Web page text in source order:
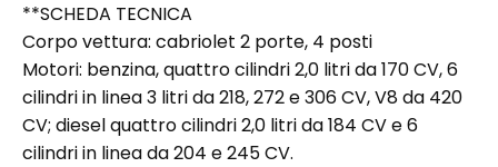
**SCHEDA TECNICA
Corpo vettura: cabriolet 2 porte, 4 posti
Motori: benzina, quattro cilindri 2,0 litri da 170 CV, 6
cilindri in linea 3 litri da 218, 272 e 306 CV, V8 da 420
CV; diesel quattro cilindri 2,0 litri da 184 CV e 6
cilindri in linea da 204 e 245 CV.